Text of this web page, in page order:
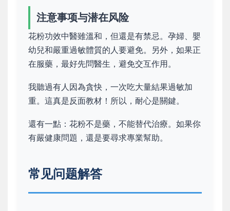
注意事项与潜在风险
花粉功效中醫雖溫和，但還是有禁忌。孕婦、嬰
幼兒和嚴重過敏體質的人要避免。另外，如果正
在服藥，最好先問醫生，避免交互作用。
我聽過有人因為貪快，一次吃大量結果過敏加
重。這真是反面教材！所以，耐心是關鍵。
還有一點：花粉不是藥，不能替代治療。如果你
有嚴健康問題，還是要尋求專業幫助。
常见问题解答